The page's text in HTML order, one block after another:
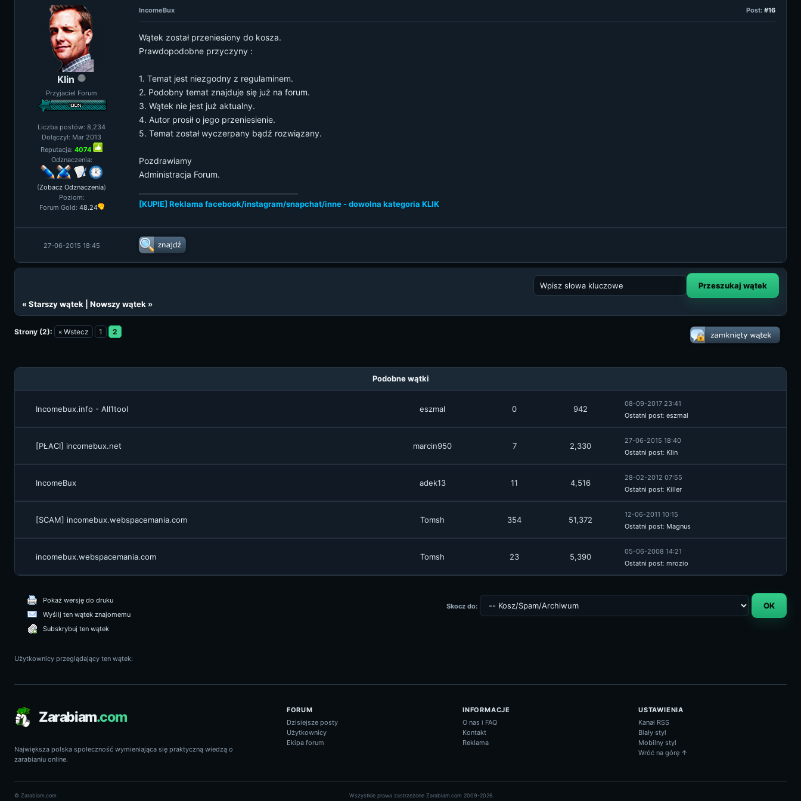
Klin
Przyjaciel Forum
Liczba postów: 8,234
Dołączył: Mar 2013
Reputacja: 4074
Odznaczenia:
(Zobacz Odznaczenia)
Poziom:
Forum Gold: 48.24
Post: #16
IncomeBux
Wątek został przeniesiony do kosza.
Prawdopodobne przyczyny :
1. Temat jest niezgodny z regulaminem.
2. Podobny temat znajduje się już na forum.
3. Wątek nie jest już aktualny.
4. Autor prosił o jego przeniesienie.
5. Temat został wyczerpany bądź rozwiązany.
Pozdrawiamy
Administracja Forum.
[KUPIE] Reklama facebook/instagram/snapchat/inne - dowolna kategoria KLIK
27-06-2015 18:45
«Starszy wątek Nowszy wątek »
Strony (2): « Wstecz 1 2
Podobne wątki
Incomebux.info - All1tool eszmal 0 942
08-09-2017 23:41
Ostatni post: eszmal
[PŁACI] incomebux.net marcin950 7 2,330
27-06-2015 18:40
Ostatni post: Klin
IncomeBux adek13 11 4,516
28-02-2012 07:55
Ostatni post: Killer
[SCAM] incomebux.webspacemania.com Tomsh 354 51,372
12-06-2011 10:15
Ostatni post: Magnus
incomebux.webspacemania.com Tomsh 23 5,390
05-06-2008 14:21
Ostatni post: mrozio
Pokaż wersję do druku
Wyślij ten wątek znajomemu
Subskrybuj ten wątek
Skocz do:
Użytkownicy przeglądający ten wątek:
Zarabiam.com
Największa polska społeczność wymieniająca się praktyczną wiedzą o
zarabianiu online.
FORUM
Dzisiejsze posty
Użytkownicy
Ekipa forum
INFORMACJE
O nas i FAQ
Kontakt
Reklama
USTAWIENIA
Kanał RSS
Biały styl
Mobilny styl
Wróć na górę ↑
© Zarabiam.com Wszystkie prawa zastrzeżone Zarabiam.com 2009-2026.